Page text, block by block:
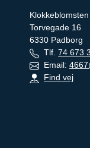
Klokkeblomsten
Torvegade 16
6330 Padborg
Tlf. 74 673
Email:
Find vej